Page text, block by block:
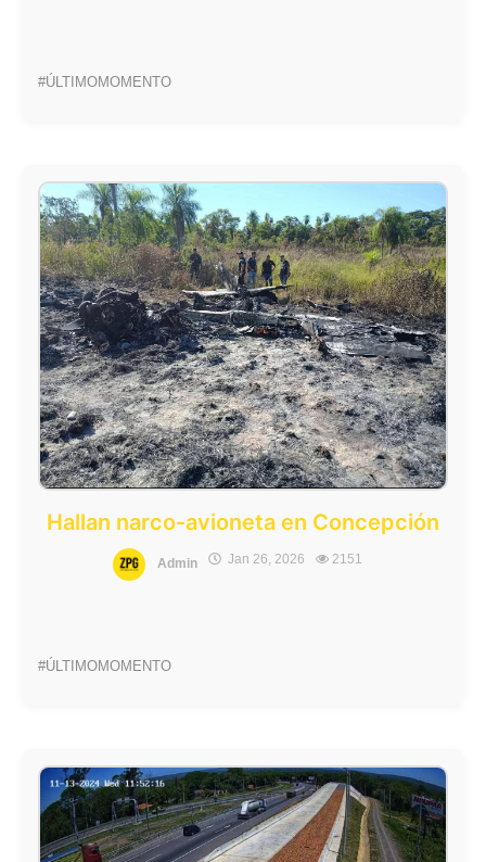
#ÚLTIMOMOMENTO
Hallan narco-avioneta en Concepción
Admin Jan 26, 2026 2151
#ÚLTIMOMOMENTO